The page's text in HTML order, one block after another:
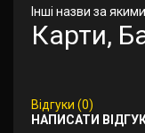
Інші назви за
Карти,
Відгуки (0)
НАПИСАТИ